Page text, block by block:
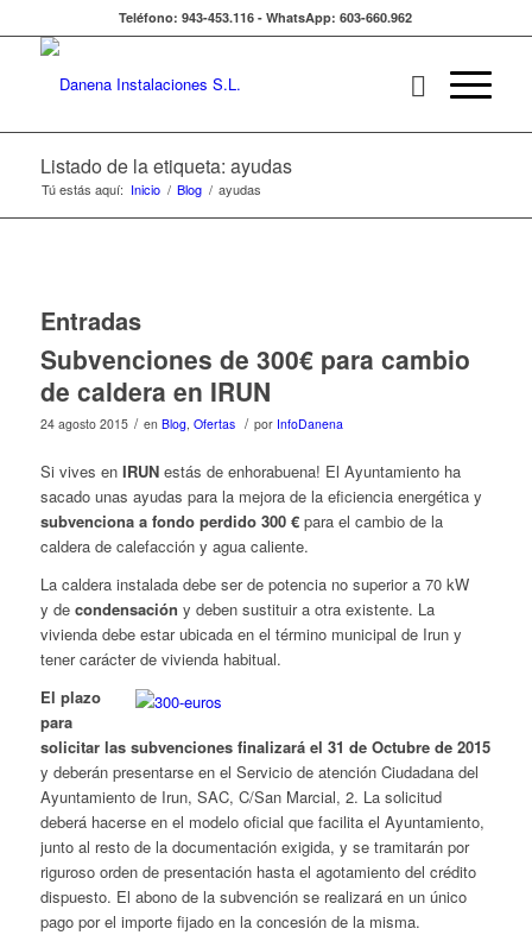
Teléfono: 943-453.116 - WhatsApp: 603-660.962
Listado de la etiqueta: ayudas
Tú estás aquí: Inicio / Blog / ayudas
Entradas
Subvenciones de 300€ para cambio
de caldera en IRUN
24 agosto 2015 / en Blog, Ofertas / por InfoDanena
Si vives enIRUNestás de enhorabuena! El Ayuntamiento ha
sacado unas ayudas para la mejora de la eficiencia energética y
subvenciona a fondo perdido 300 €para el cambio de la
caldera de calefacción y agua caliente.
La caldera instalada debe ser de potencia no superior a 70 kW
y de condensación y deben sustituir a otra existente. La
vivienda debe estar ubicada en el término municipal de Irun y
tener carácter de vivienda habitual.
El plazo
para
solicitar las subvenciones finalizará el 31 de Octubre de 2015
y deberán presentarse en el Servicio de atención Ciudadana del
Ayuntamiento de Irun, SAC, C/San Marcial, 2. La solicitud
deberá hacerse en el modelo oficial que facilita el Ayuntamiento,
junto al resto de la documentación exigida, y se tramitarán por
riguroso orden de presentación hasta el agotamiento del crédito
dispuesto. El abono de la subvención se realizará en un único
pago por el importe fijado en la concesión de la misma.